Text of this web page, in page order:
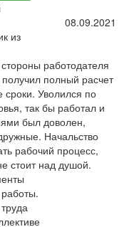
из
08.09.2021
работодателя
полный расчет
сроки. Уволился по
так бы работал и
был доволен,
Начальство
рабочий процесс,
стоит над душой.